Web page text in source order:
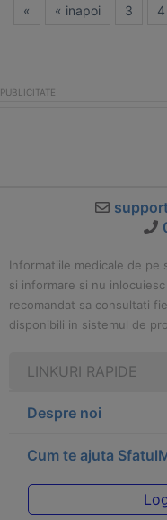
« « inapoi 3 4
Informatiile medicale de
si informare si nu
recomandat sa consultati
disponibili in sistemul de
LINKURI RAPIDE
Despre noi
Cum te ajuta